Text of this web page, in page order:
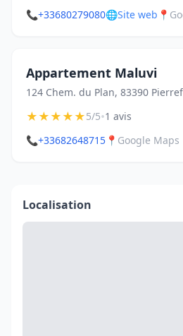
📞+33680279080🌐Site web 📍
Appartement Maluvi
124 Chem. du Plan, 83390
★★★★★5/5•1 avis
📞+33682648715 📍 Google Maps
Localisation